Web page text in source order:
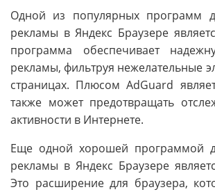
Одной из популярных программ
рекламы в Яндекс Браузере
программа обеспечивает
рекламы, фильтруя нежелательные
страницах. Плюсом AdGuard
также может предотвращать
активности в Интернете.
Еще одной хорошей программой
рекламы в Яндекс Браузере
Это расширение для браузера,